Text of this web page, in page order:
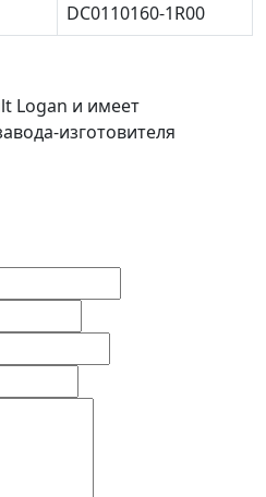
DC0110160-1R00
Logan и имеет
изготовителя